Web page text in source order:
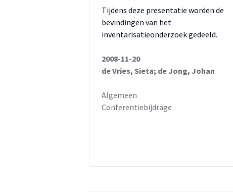
Tijdens deze presentatie worden de
bevindingen van het
inventarisatieonderzoek gedeeld.
2008-11-20
de Vries, Sieta; de Jong, Johan
Algemeen
Conferentiebijdrage